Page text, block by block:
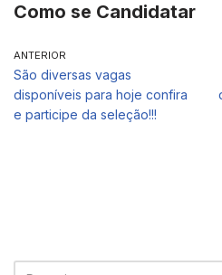
Como se Candidatar
ANTERIOR
São diversas vagas
disponíveis para hoje confira
e participe da seleção!!!